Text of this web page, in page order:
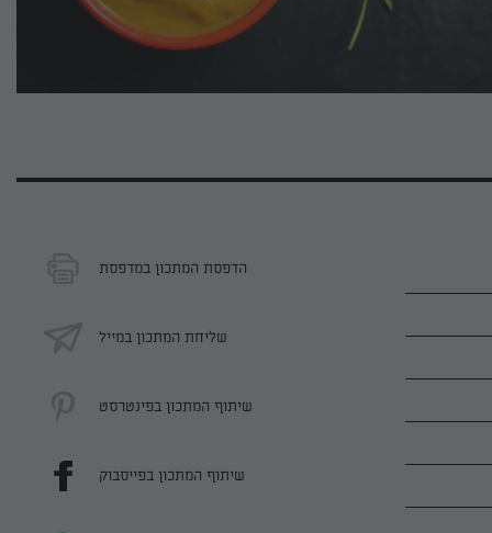
הדפסת המתכון במדפסת
שליחת המתכון במייל
שיתוף המתכון בפינטרסט
שיתוף המתכון בפייסבוק